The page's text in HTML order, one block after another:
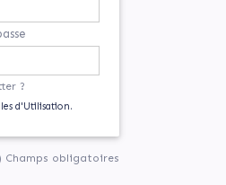
?
d'Utilisation.
Champs obligatoires